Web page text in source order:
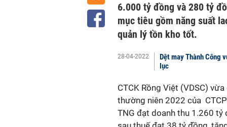
6.000 tỷ đồng và 280 tỷ
mục tiêu gồm năng suất
quản lý tồn kho tốt.
28-04-2022
Dệt may Thành Công
lục
CTCK Rồng Việt (VDSC)
thường niên 2022 của
TNG đạt doanh thu 1.260 tỷ